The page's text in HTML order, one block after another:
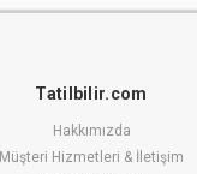
Tatilbilir.com
Hakkımızda
Müşteri Hizmetleri & İletişim